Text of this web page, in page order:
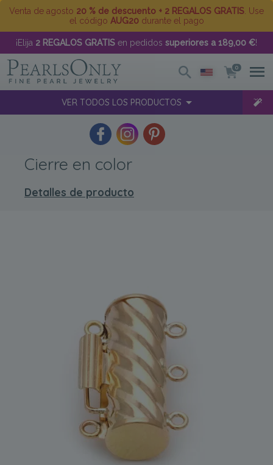
Venta de agosto 20 % de descuento + 2 REGALOS GRATIS . Use
el código AUG20durante el pago
¡Elija 2 REGALOS GRATIS en pedidos superiores a 189,00 €!
0
VER TODOS LOS PRODUCTOS
Cierre en color
Detalles de producto